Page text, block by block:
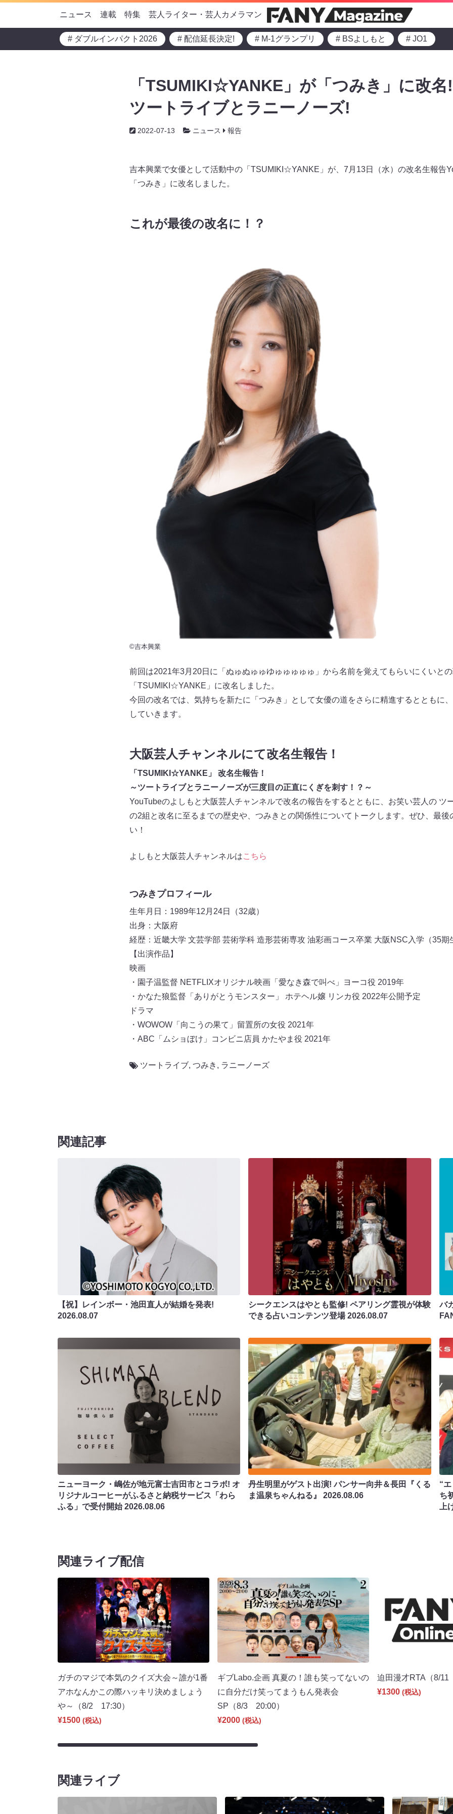
ニュース 連載 特集 芸人ライター・芸人カメラマン
# ダブルインパクト2026 # 配信延長決定! # M-1グランプリ # BSよしもと # JO1
「TSUMIKI☆YANKE」が「つみき」に改
ツートライブとラニーノーズ!
2022-07-13 ニュース 報告
吉本興業で女優として活動中の「TSUMIKI☆YANKE」が、7月13日（水）の改名生報告
「つみき」に改名しました。
これが最後の改名に！？
©吉本興業
前回は2021年3月20日に「ぬゅぬゅゅゆゅゅゅゅゅ」から名前を覚えてもらいにくいと
「TSUMIKI☆YANKE」に改名しました。
今回の改名では、気持ちを新たに「つみき」として女優の道をさらに精進するとともに
していきます。
大阪芸人チャンネルにて改名生報告！
「TSUMIKI☆YANKE」 改名生報告！
～ツートライブとラニーノーズが三度目の正直にくぎを刺す！？～
YouTubeのよしもと大阪芸人チャンネルで改名の報告をするとともに、お笑い芸人の ツ
の2組と改名に至るまでの歴史や、つみきとの関係性についてトークします。ぜひ、最後
い！
よしもと大阪芸人チャンネルはこちら
つみきプロフィール
生年月日：1989年12月24日（32歳）
出身：大阪府
経歴：近畿大学 文芸学部 芸術学科 造形芸術専攻 油彩画コース卒業 大阪NSC入学（35期
【出演作品】
映画
・園子温監督 NETFLIXオリジナル映画「愛なき森で叫べ」ヨーコ役 2019年
・かなた狼監督「ありがとうモンスター」 ホテヘル嬢 リンカ役 2022年公開予定
ドラマ
・WOWOW「向こうの果て」留置所の女役 2021年
・ABC「ムショぼけ」コンビニ店員 かたやま役 2021年
ツートライブ, つみき , ラニーノーズ
関連記事
【祝】レインボー・池田直人が結婚を発表!
2026.08.07
シークエンスはやとも監修! ペアリング霊視が体験
できる占いコンテンツ登場2026.08.07
バ
ニューヨーク・嶋佐が地元富士吉田市とコラボ! オ
リジナルコーヒーがふるさと納税サービス「わら
ふる」で受付開始2026.08.06
丹生明里がゲスト出演! パンサー向井＆長田『くる
ま温泉ちゃんねる』2026.08.06
“
ち
上
関連ライブ配信
ガチのマジで本気のクイズ大会～誰が1番
アホなんかこの際ハッキリ決めましょう
や～（8/2 17:30）
¥1500 (税込)
ギブLabo.企画 真夏の！誰も笑ってないの
に自分だけ笑ってまうもん発表会
SP（8/3 20:00）
¥2000 (税込)
迫田漫才RTA（8/
¥1300 (税込)
関連ライブ